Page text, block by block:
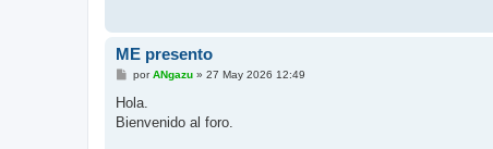
ME presento
M
n
a
porANgazu» 27 May 2026 12:49
Hola.
Bienvenido al foro.